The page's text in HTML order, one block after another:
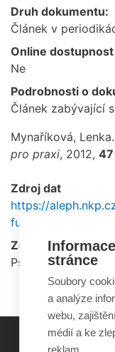
Druh dokumentu:
Článek v
Online dostupnost
Ne
Podrobnosti o
Článek zabývající
Mynaříková,
pro praxi, 2012, 47
Zdroj dat
https://
Zdrojové
Psychologie pro
stránce
Soubory
a analýze
webu,
médií a ke
reklam.